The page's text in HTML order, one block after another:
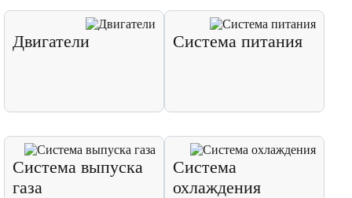
Двигатели Система питания
Система выпуска
газа
Система
охлаждения